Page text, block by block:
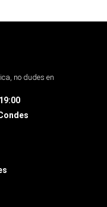
no dudes en